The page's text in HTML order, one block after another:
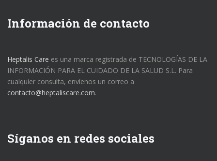
Información de contacto
Heptalis Care es una marca registrada de TECNOLOGÍAS DE LA
INFORMACIÓN PARA EL CUIDADO DE LA SALUD S.L. Para
cualquier consulta, envíenos un correo a
contacto@heptaliscare.com.
Síganos en redes sociales